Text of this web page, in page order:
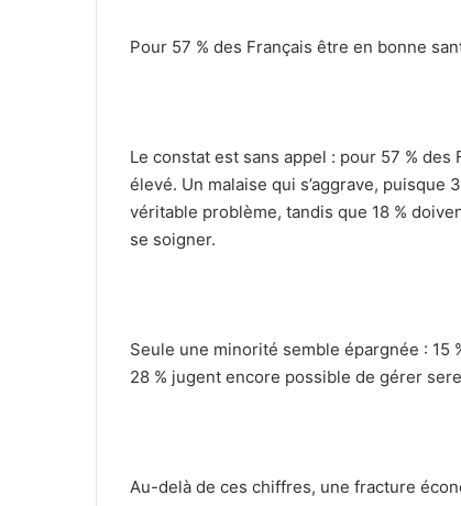
Pour 57 % des Français être en bonne
Le constat est sans appel : pour 57 %
élevé. Un malaise qui s’aggrave,
véritable problème, tandis que 18 %
se soigner.
Seule une minorité semble épargnée : 15
28 % jugent encore possible de gérer
Au-delà de ces chiffres, une fracture